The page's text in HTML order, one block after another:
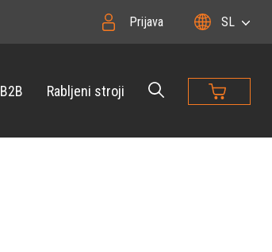
Prijava SL
B2B Rabljeni stroji